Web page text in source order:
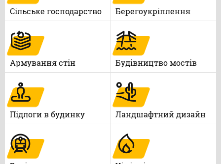
Сільське господарство Берегоукріплення
Армування стін Будівництво мостів
Підлоги в будинку Ландшафтний дизайн